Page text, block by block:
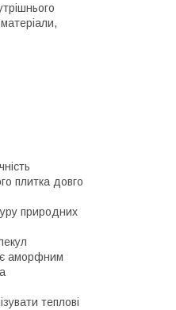
плитка довго
природних
є аморфним
теплові